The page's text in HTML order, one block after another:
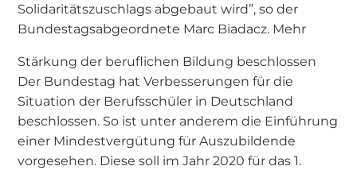
Solidaritätszuschlags abgebaut wird”, so der
Bundestagsabgeordnete Marc Biadacz. Mehr
Stärkung der beruflichen Bildung beschlossen
Der Bundestag hat Verbesserungen für die
Situation der Berufsschüler in Deutschland
beschlossen. So ist unter anderem die Einführung
einer Mindestvergütung für Auszubildende
vorgesehen. Diese soll im Jahr 2020 für das 1.